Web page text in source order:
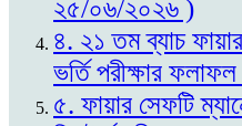
২৫/০৬/২০২৬ )
৪. ২১ তম ব্যাচ
ভর্তি পরীক্ষার
৫. ফায়ার সেফটি